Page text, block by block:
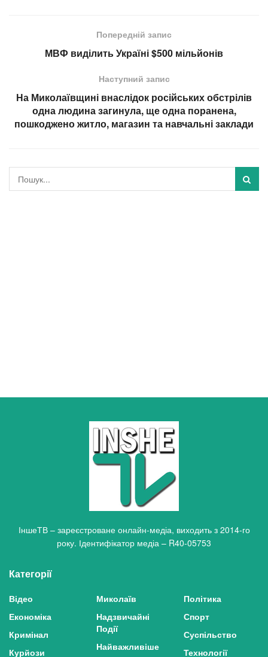
Попередній запис
МВФ виділить Україні $500 мільйонів
Наступний запис
На Миколаївщині внаслідок російських обстрілів
одна людина загинула, ще одна поранена,
пошкоджено житло, магазин та навчальні заклади
ІншеТВ – зареєстроване онлайн-медіа, виходить з 2014-го
року. Ідентифікатор медіа – R40-05753
Категорії
Відео
Економіка
Кримінал
Курйози
Миколаїв
Надзвичайні
Події
Найважливіше
Політика
Спорт
Суспільство
Технології